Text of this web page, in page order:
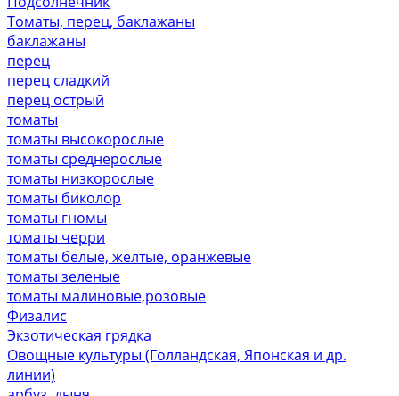
Томаты, перец, баклажаны
баклажаны
перец
перец сладкий
перец острый
томаты
томаты высокорослые
томаты среднерослые
томаты низкорослые
томаты биколор
томаты гномы
томаты черри
томаты белые, желтые, оранжевые
томаты зеленые
томаты малиновые,розовые
Физалис
Экзотическая грядка
Овощные культуры (Голландская, Японская и др.
линии)